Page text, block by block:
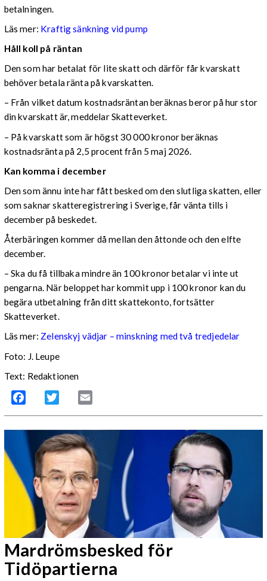
betalningen.
Läs mer: Kraftig sänkning vid pump
Håll koll på räntan
Den som har betalat för lite skatt och därför får kvarskatt
behöver betala ränta på kvarskatten.
– Från vilket datum kostnadsräntan beräknas beror på hur stor
din kvarskatt är, meddelar Skatteverket.
– På kvarskatt som är högst 30 000 kronor beräknas
kostnadsränta på 2,5 procent från 5 maj 2026.
Kan komma i december
Den som ännu inte har fått besked om den slutliga skatten, eller
som saknar skatteregistrering i Sverige, får vänta tills i
december på beskedet.
Återbäringen kommer då mellan den åttonde och den elfte
december.
– Ska du få tillbaka mindre än 100 kronor betalar vi inte ut
pengarna. När beloppet har kommit upp i 100 kronor kan du
begära utbetalning från ditt skattekonto, fortsätter
Skatteverket.
Läs mer: Zelenskyj vädjar – minskning med två tredjedelar
Foto: J. Leupe
Text: Redaktionen
Facebook Twitter
Mardrömsbesked för
Tidöpartierna